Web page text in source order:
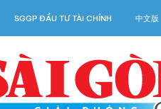
SGGP ĐẦU TƯ TÀI CHÍNH 中文版